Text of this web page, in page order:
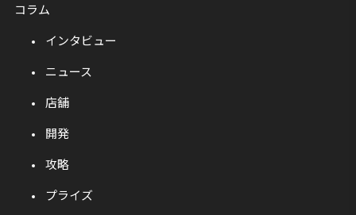
コラム
インタビュー
ニュース
店舗
開発
攻略
プライズ